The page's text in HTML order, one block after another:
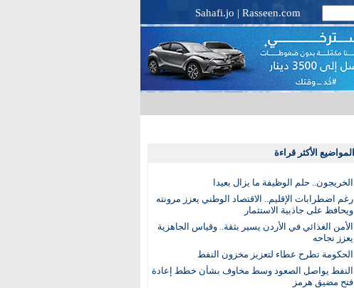
Sahafi.jo | Rasseen.com
المواضيع الأكثر قراءة
الخريجون.. حلم الوظيفة ما يزال بعيدا
رغم اضطرابات الإقليم.. الاقتصاد الوطني يعزز مرونته
ويحافظ على جاذبية الاستثمار
الأمن الغذائي في الأردن يسير بثقة.. وقياس الجاهزية
يعزز نجاحه
الحكومة تطرح عطاء لتعزيز مخزون النفط
النفط يواصل الصعود وسط مخاوف بشأن خطط إعادة
فتح مضيق هرمز